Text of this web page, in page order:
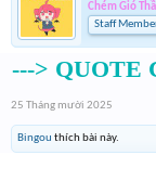
Chém Gió
Staff
---> QUOTE
25 Tháng mười 2025
Bingou thích bài này.